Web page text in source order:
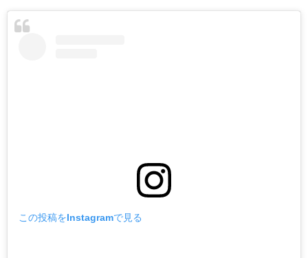
この投稿をInstagramで見る